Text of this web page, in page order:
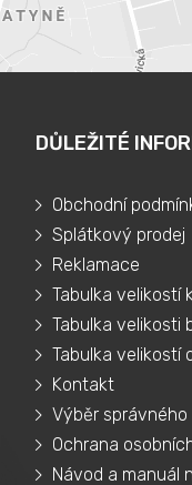
DŮLEŽITÉ
Obchodní
Splátkový prodej
Reklamace
Tabulka velikostí
Tabulka velikosti
Tabulka velikostí
Kontakt
Výběr správného
Ochrana
Návod a manuál